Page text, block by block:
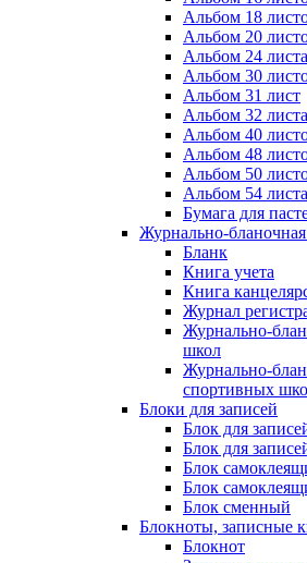
Альбом 18
Альбом 20
Альбом 24 листа
Альбом 30
Альбом 31 лист
Альбом 32 листа
Альбом 40
Альбом 48
Альбом 50
Альбом 54 листа
Бумага для
Журнально-
Бланк
Книга учета
Книга
Журнал
Журнально-
школ
Журнально-
спортивных
Блоки для записей
Блок для
Блок для
Блок
Блок
Блок сменный
Блокноты, записные
Блокнот